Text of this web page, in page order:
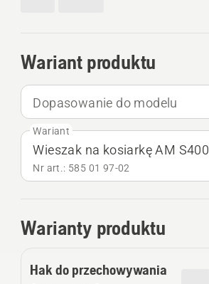
Wariant produktu
Dopasowanie do modelu
Wariant
Wieszak na kosiarkę AM S400
Nr art.: 585 01 97‑02
Warianty produktu
Hak do przechowywania